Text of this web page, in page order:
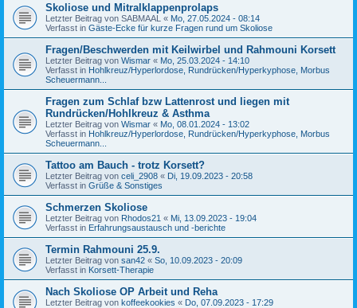
Skoliose und Mitralklappenprolaps
Letzter Beitrag von SABMAAL « Mo, 27.05.2024 - 08:14
Verfasst in Gäste-Ecke für kurze Fragen rund um Skoliose
Fragen/Beschwerden mit Keilwirbel und Rahmouni Korsett
Letzter Beitrag von Wismar « Mo, 25.03.2024 - 14:10
Verfasst in Hohlkreuz/Hyperlordose, Rundrücken/Hyperkyphose, Morbus
Scheuermann...
Fragen zum Schlaf bzw Lattenrost und liegen mit
Rundrücken/Hohlkreuz & Asthma
Letzter Beitrag von Wismar « Mo, 08.01.2024 - 13:02
Verfasst in Hohlkreuz/Hyperlordose, Rundrücken/Hyperkyphose, Morbus
Scheuermann...
Tattoo am Bauch - trotz Korsett?
Letzter Beitrag von celi_2908 « Di, 19.09.2023 - 20:58
Verfasst in Grüße & Sonstiges
Schmerzen Skoliose
Letzter Beitrag von Rhodos21 « Mi, 13.09.2023 - 19:04
Verfasst in Erfahrungsaustausch und -berichte
Termin Rahmouni 25.9.
Letzter Beitrag von san42 « So, 10.09.2023 - 20:09
Verfasst in Korsett-Therapie
Nach Skoliose OP Arbeit und Reha
Letzter Beitrag von koffeekookies « Do, 07.09.2023 - 17:29